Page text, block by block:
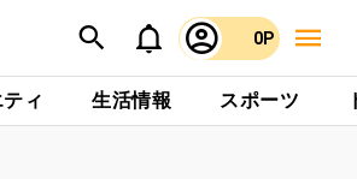
0P
ィ 生活情報 スポーツ